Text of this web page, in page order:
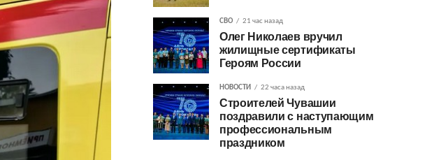
СВО 21 час назад
Олег Николаев вручил
жилищные сертификаты
Героям России
НОВОСТИ 22 часа назад
Строителей Чувашии
поздравили с наступающим
профессиональным
праздником